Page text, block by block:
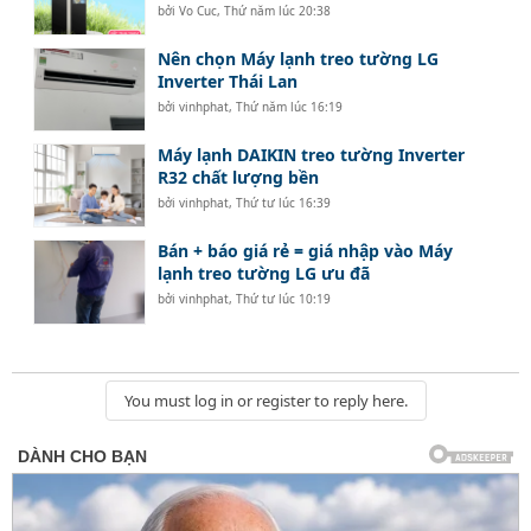
bởiVo Cuc,Thứ năm lúc 20:38
Nên chọn Máy lạnh treo tường LG
Inverter Thái Lan
bởivinhphat,Thứ năm lúc 16:19
Máy lạnh DAIKIN treo tường Inverter
R32 chất lượng bền
bởivinhphat,Thứ tư lúc 16:39
Bán + báo giá rẻ = giá nhập vào Máy
lạnh treo tường LG ưu đã
bởivinhphat,Thứ tư lúc 10:19
You must log in or register to reply here.